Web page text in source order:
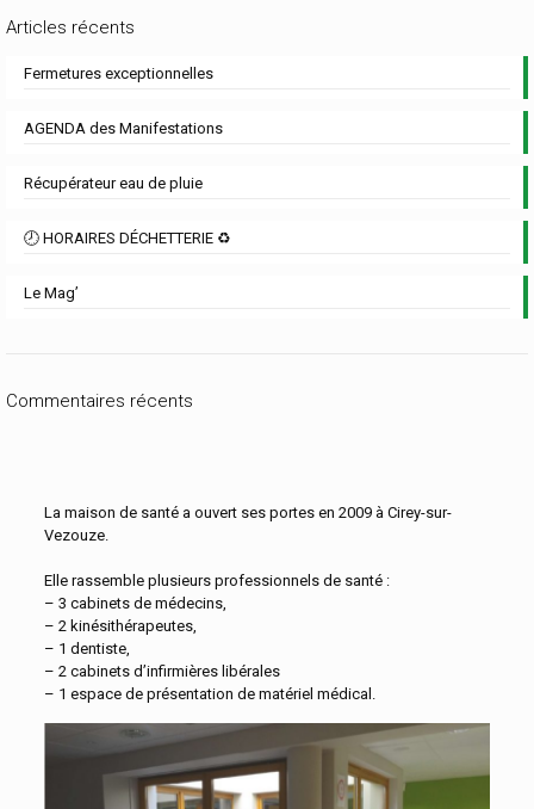
Articles récents
Fermetures exceptionnelles
AGENDA des Manifestations
Récupérateur eau de pluie
🕗 HORAIRES DÉCHETTERIE ♻️
Le Mag’
Commentaires récents
La maison de santé a ouvert ses portes en 2009 à Cirey-sur-
Vezouze.
Elle rassemble plusieurs professionnels de santé :
– 3 cabinets de médecins,
– 2 kinésithérapeutes,
– 1 dentiste,
– 2 cabinets d’infirmières libérales
– 1 espace de présentation de matériel médical.